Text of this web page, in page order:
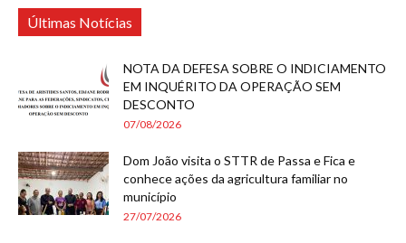
Últimas Notícias
NOTA DA DEFESA SOBRE O INDICIAMENTO
EM INQUÉRITO DA OPERAÇÃO SEM
DESCONTO
07/08/2026
Dom João visita o STTR de Passa e Fica e
conhece ações da agricultura familiar no
município
27/07/2026